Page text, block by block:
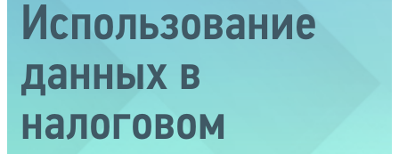
Использование
данных в
налоговом